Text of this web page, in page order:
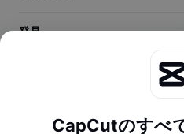
発見
CapCutのすべ